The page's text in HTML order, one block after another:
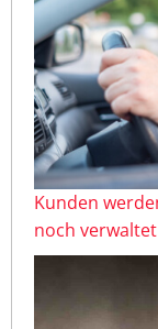
Kunden
noch verwaltet